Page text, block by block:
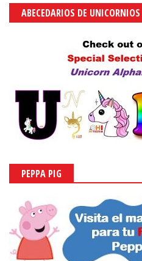
ABECEDARIOS DE UNICORNIOS
PEPPA PIG